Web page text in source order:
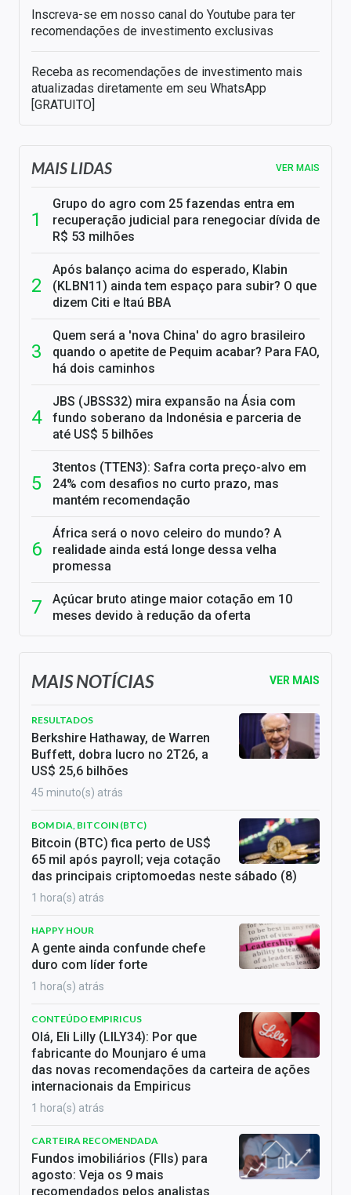
Inscreva-se em nosso canal do Youtube para ter
recomendações de investimento exclusivas
Receba as recomendações de investimento mais
atualizadas diretamente em seu WhatsApp
[GRATUITO]
MAIS LIDAS VER MAIS
Grupo do agro com 25 fazendas entra em
recuperação judicial para renegociar dívida de
R$ 53 milhões
Após balanço acima do esperado, Klabin
(KLBN11) ainda tem espaço para subir? O que
dizem Citi e Itaú BBA
Quem será a 'nova China' do agro brasileiro
quando o apetite de Pequim acabar? Para FAO,
há dois caminhos
JBS (JBSS32) mira expansão na Ásia com
fundo soberano da Indonésia e parceria de
até US$ 5 bilhões
3tentos (TTEN3): Safra corta preço-alvo em
24% com desafios no curto prazo, mas
mantém recomendação
África será o novo celeiro do mundo? A
realidade ainda está longe dessa velha
promessa
Açúcar bruto atinge maior cotação em 10
meses devido à redução da oferta
MAIS NOTÍCIAS VER MAIS
RESULTADOS
Berkshire Hathaway, de Warren
Buffett, dobra lucro no 2T26, a
US$ 25,6 bilhões
45 minuto(s) atrás
BOM DIA, BITCOIN (BTC)
Bitcoin (BTC) fica perto de US$
65 mil após payroll; veja cotação
das principais criptomoedas neste sábado (8)
1 hora(s) atrás
HAPPY HOUR
A gente ainda confunde chefe
duro com líder forte
1 hora(s) atrás
CONTEÚDO EMPIRICUS
Olá, Eli Lilly (LILY34): Por que
fabricante do Mounjaro é uma
das novas recomendações da carteira de ações
internacionais da Empiricus
1 hora(s) atrás
CARTEIRA RECOMENDADA
Fundos imobiliários (FIIs) para
agosto: Veja os 9 mais
recomendados pelos analistas